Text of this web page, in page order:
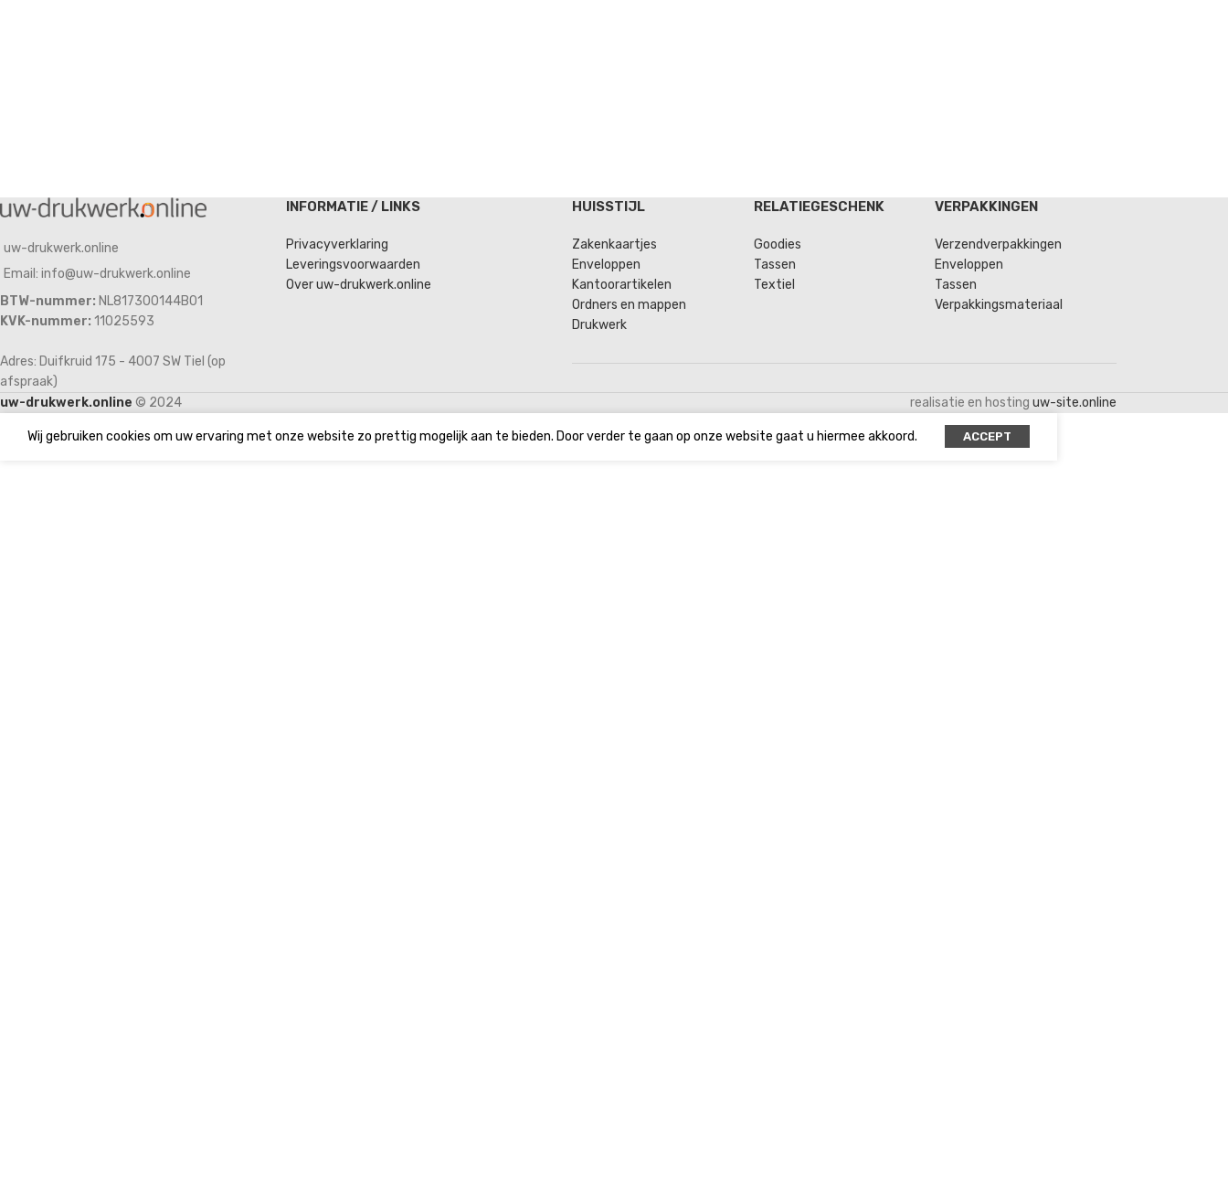
uw-drukwerk.online
Email: info@uw-drukwerk.online
BTW-nummer: NL817300144B01
KVK-nummer: 11025593
Adres: Duifkruid 175 - 4007 SW Tiel (op
afspraak)
INFORMATIE / LINKS
Privacyverklaring
Leveringsvoorwaarden
Over uw-drukwerk.online
HUISSTIJL
Zakenkaartjes
Enveloppen
Kantoorartikelen
Ordners en mappen
Drukwerk
RELATIEGESCHENK
Goodies
Tassen
Textiel
VERPAKKINGEN
Verzendverpakkingen
Enveloppen
Tassen
Verpakkingsmateriaal
uw-drukwerk.online © 2024 realisatie en hosting uw-site.online
Wij gebruiken cookies om uw ervaring met onze website zo prettig mogelijk aan te bieden. Door verder te gaan op onze website gaat u hiermee akkoord. ACCEPT